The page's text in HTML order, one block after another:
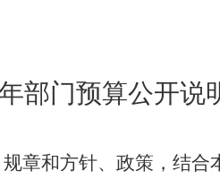
部门预算公开说
章和方针、政策，结合